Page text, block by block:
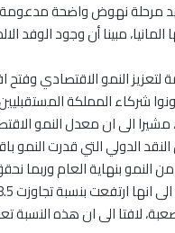
مرحلة نهوض واضحة
مبينا أن وجود الوفد
النمو الاقتصادي وفتح
شركاء المملكة
بنهاية العام وربما
لافتا الى ان هذه النسبة